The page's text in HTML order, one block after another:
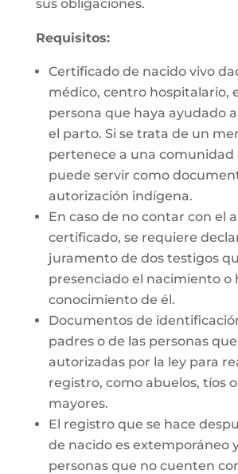
sus obligaciones.
Requisitos:
Certificado de nacido vivo
médico, centro hospitalario,
persona que haya ayudado
el parto. Si se trata de un
pertenece a una comunidad
puede servir como
autorización indígena.
En caso de no contar con el
certificado, se requiere
juramento de dos testigos
presenciado el nacimiento o
conocimiento de él.
Documentos de
padres o de las personas
autorizadas por la ley para
registro, como abuelos, tíos
mayores.
El registro que se hace
de nacido es extemporáneo
personas que no cuenten